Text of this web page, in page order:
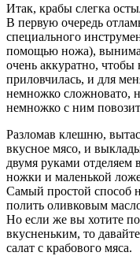
Итак, крабы слегка
В первую очередь
специального
помощью ножа),
очень аккуратно,
приловчилась, и для
немножко сложновато,
немножко с ним
Разломав клешню,
вкусное мясо, и
двумя руками
ножки и маленькой
Самый простой способ
полить оливковым
Но если же вы хотите
вкусненьким, то
салат с крабового мяса.